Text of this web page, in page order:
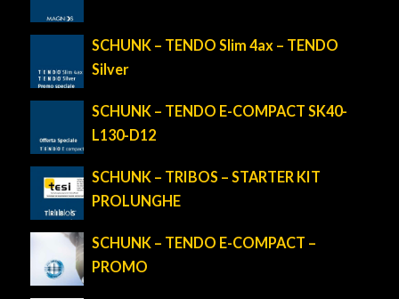
SCHUNK – TENDO Slim 4ax – TENDO
Silver
SCHUNK – TENDO E-COMPACT SK40-
L130-D12
SCHUNK – TRIBOS – STARTER KIT
PROLUNGHE
SCHUNK – TENDO E-COMPACT –
PROMO